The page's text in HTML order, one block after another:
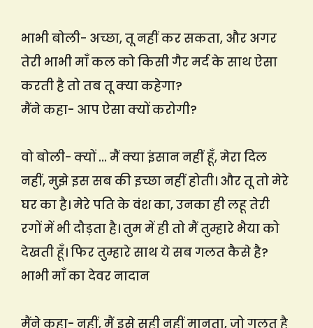
भाभी बोली- अच्छा, तू नहीं कर सकता, और अगर
तेरी भाभी माँ कल को किसी गैर मर्द के साथ ऐसा
करती है तो तब तू क्या कहेगा?
मैंने कहा- आप ऐसा क्यों करोगी?
वो बोली- क्यों … मैं क्या इंसान नहीं हूँ, मेरा दिल
नहीं, मुझे इस सब की इच्छा नहीं होती। और तू तो मेरे
घर का है। मेरे पति के वंश का, उनका ही लहू तेरी
रगों में भी दौड़ता है। तुम में ही तो मैं तुम्हारे भैया को
देखती हूँ। फिर तुम्हारे साथ ये सब गलत कैसे है?
भाभी माँ का देवर नादान
मैंने कहा- नहीं, मैं इसे सही नहीं मानता, जो गलत है